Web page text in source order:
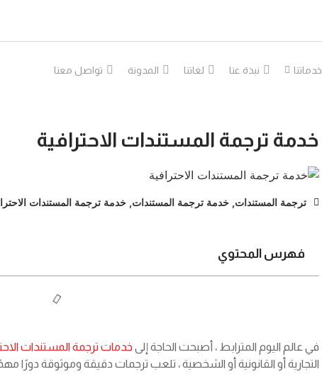
خدماتنا نبذة عنا لغاتنا المدونة تواصل معنا
خدمة ترجمة المستندات الاحترافية
ترجمة المستندات خدمة ترجمة المستندات خدمة ترجمة المستندات
فهرس المحتوي
في عالم اليوم المترابط ، أصبحت الحاجة إلى خدمات ترجمة المستندات
التجارية أو القانونية أو الشخصية ، تلعب ترجمات دقيقة وموثوقة دورًا